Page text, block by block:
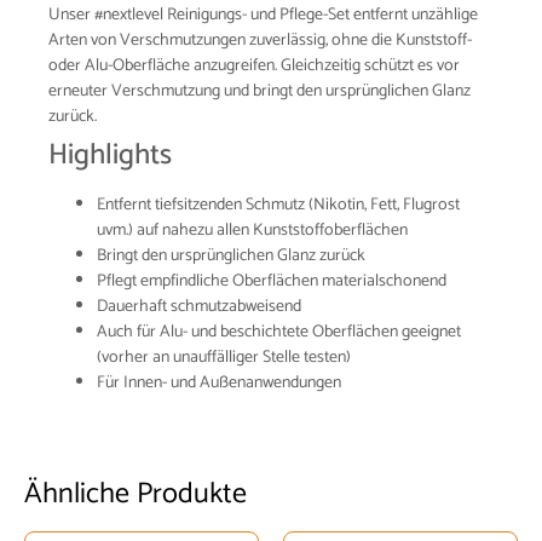
Unser #nextlevel Reinigungs- und Pflege-Set entfernt unzählige
Arten von Verschmutzungen zuverlässig, ohne die Kunststoff-
oder Alu-Oberfläche anzugreifen. Gleichzeitig schützt es vor
erneuter Verschmutzung und bringt den ursprünglichen Glanz
zurück.
Highlights
Entfernt tiefsitzenden Schmutz (Nikotin, Fett, Flugrost
uvm.) auf nahezu allen Kunststoffoberflächen
Bringt den ursprünglichen Glanz zurück
Pflegt empfindliche Oberflächen materialschonend
Dauerhaft schmutzabweisend
Auch für Alu- und beschichtete Oberflächen geeignet
(vorher an unauffälliger Stelle testen)
Für Innen- und Außenanwendungen
Ähnliche Produkte